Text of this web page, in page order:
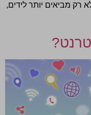
רק מביאים יותר לידים,